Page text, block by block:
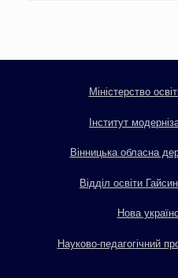
Міністерство
Інститут
Вінницька обласна
Відділ освіти
Нова
Науково-педагогічний